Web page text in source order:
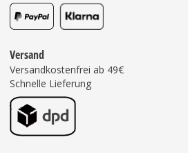
Versand
Versandkostenfrei ab 49€
Schnelle Lieferung